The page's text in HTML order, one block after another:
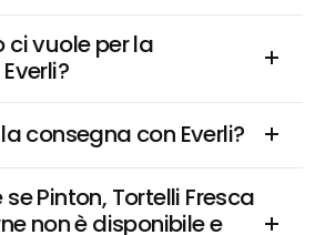
vuole per la
consegna con Everli?
Pinton, Tortelli Fresca
non è disponibile e